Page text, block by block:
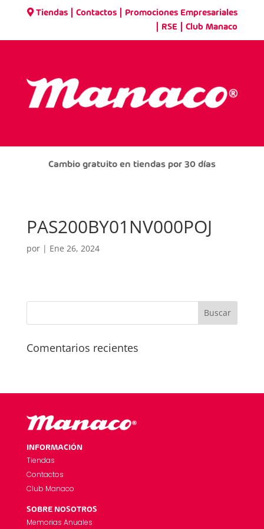
Tiendas |Contactos Promociones Empresariales
RSE |Club Manaco
Cambio gratuito en tiendas por 30 días
PAS200BY01NV000POJ
por | Ene 26, 2024
Comentarios recientes
INFORMACIÓN
Tiendas
Contactos
Club Manaco
SOBRE NOSOTROS
Memorias Anuales